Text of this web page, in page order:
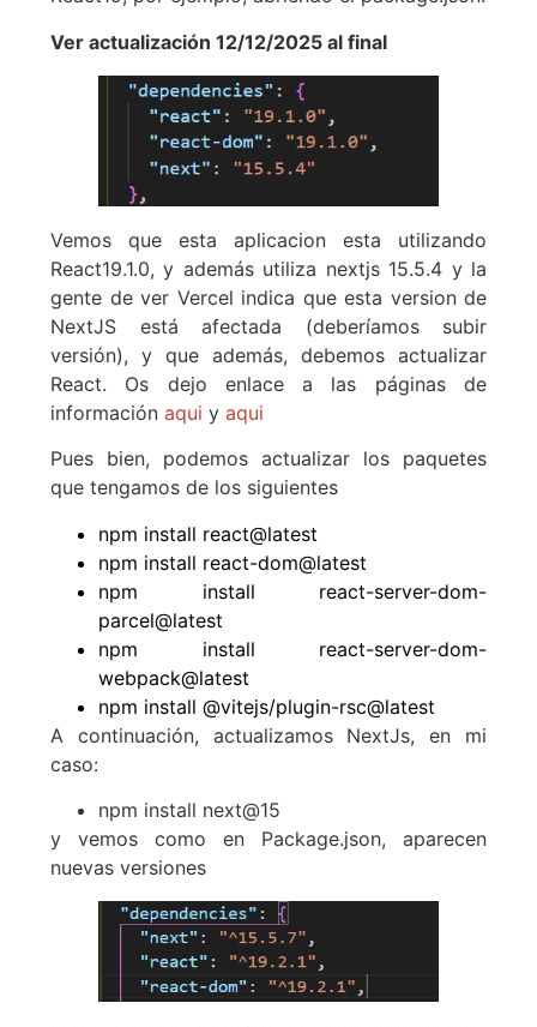
Ver actualización 12/12/2025 al final
Vemos que esta aplicacion esta utilizando
React19.1.0, y además utiliza nextjs 15.5.4 y la
gente de ver Vercel indica que esta version de
NextJS está afectada (deberíamos subir
versión), y que además, debemos actualizar
React. Os dejo enlace a las páginas de
información aqui y aqui
Pues bien, podemos actualizar los paquetes
que tengamos de los siguientes
npm install react@latest
npm install react-dom@latest
npm install react-server-dom-
parcel@latest
npm install react-server-dom-
webpack@latest
npm install @vitejs/plugin-rsc@latest
A continuación, actualizamos NextJs, en mi
caso:
npm install next@15
y vemos como en Package.json, aparecen
nuevas versiones